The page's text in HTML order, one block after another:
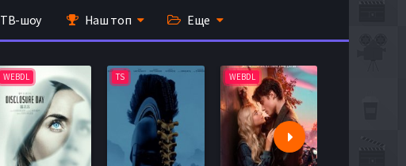
ТВ-шоу Наш топ Еще
WEBDL TS WEBDL